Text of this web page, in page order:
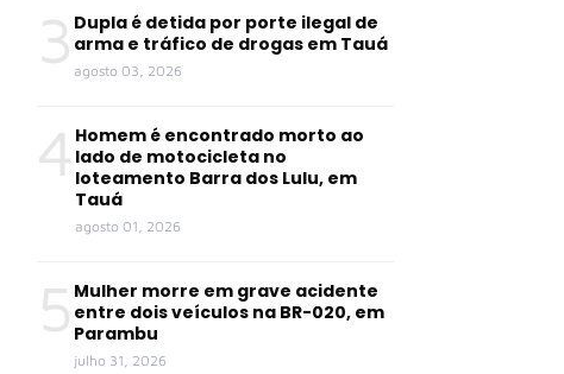
3 Dupla é detida por porte ilegal de
arma e tráfico de drogas em Tauá
agosto 03, 2026
4 Homem é encontrado morto ao
lado de motocicleta no
loteamento Barra dos Lulu, em
Tauá
agosto 01, 2026
5 Mulher morre em grave acidente
entre dois veículos na BR-020, em
Parambu
julho 31, 2026